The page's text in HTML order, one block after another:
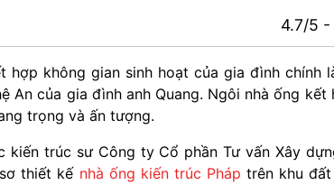
4.7/5 -
không gian sinh hoạt của gia đình chính
An của gia đình anh Quang. Ngôi nhà ống kết
trọng và ấn tượng.
trúc sư Công ty Cổ phần Tư vấn Xây
thiết kế nhà ống kiến trúc Pháp trên khu